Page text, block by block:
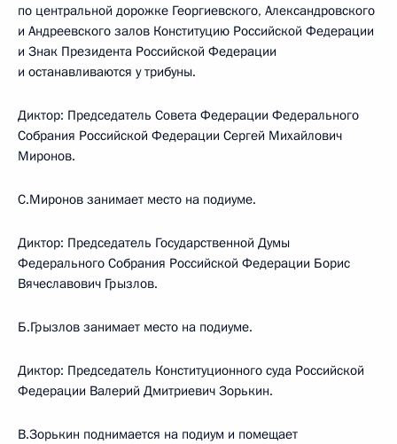
по центральной дорожке Георгиевского, Александровского
и Андреевского залов Конституцию Российской Федерации
и Знак Президента Российской Федерации
и останавливаются у трибуны.
Диктор: Председатель Совета Федерации Федерального
Собрания Российской Федерации Сергей Михайлович
Миронов.
С.Миронов занимает место на подиуме.
Диктор: Председатель Государственной Думы
Федерального Собрания Российской Федерации Борис
Вячеславович Грызлов.
Б.Грызлов занимает место на подиуме.
Диктор: Председатель Конституционного суда Российской
Федерации Валерий Дмитриевич Зорькин.
В.Зорькин поднимается на подиум и помещает